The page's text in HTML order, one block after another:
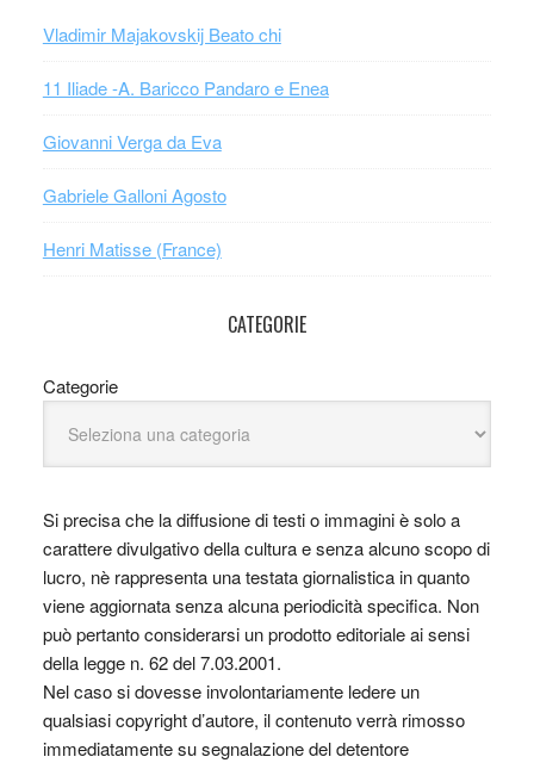
Vladimir Majakovskij Beato chi
11 Iliade -A. Baricco Pandaro e Enea
Giovanni Verga da Eva
Gabriele Galloni Agosto
Henri Matisse (France)
CATEGORIE
Categorie
Si precisa che la diffusione di testi o immagini è solo a
carattere divulgativo della cultura e senza alcuno scopo di
lucro, nè rappresenta una testata giornalistica in quanto
viene aggiornata senza alcuna periodicità specifica. Non
può pertanto considerarsi un prodotto editoriale ai sensi
della legge n. 62 del 7.03.2001.
Nel caso si dovesse involontariamente ledere un
qualsiasi copyright d’autore, il contenuto verrà rimosso
immediatamente su segnalazione del detentore